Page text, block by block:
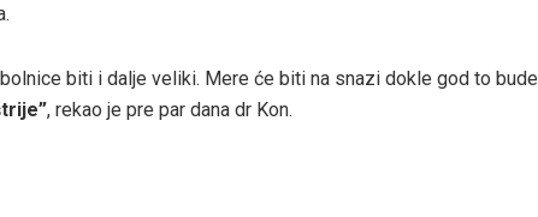
biti i dalje veliki. Mere će biti na snazi dokle god to bude
, rekao je pre par dana dr Kon.